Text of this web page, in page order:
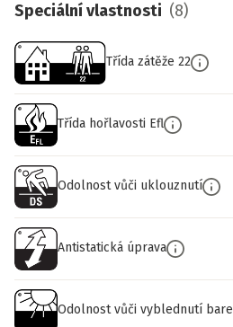
Speciální vlastnosti (8)
Třída zátěže 22
Třída hořlavosti Efl
Odolnost vůči uklouznutí
Antistatická úprava
Odolnost vůči vyblednutí